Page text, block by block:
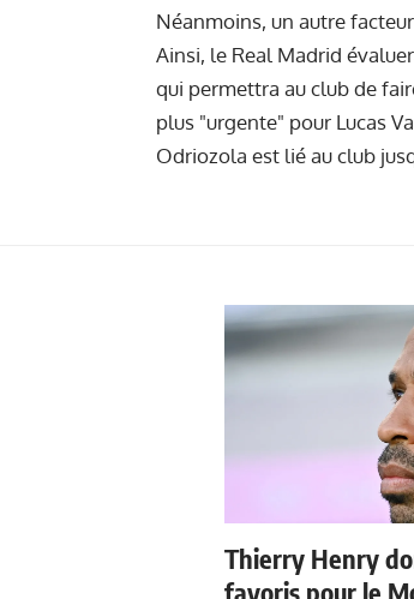
Néanmoins, un autre
Ainsi, le Real Madrid
qui permettra au club de
plus "urgente" pour Lucas
Odriozola est lié au club
Thierry Henry
favoris pour le